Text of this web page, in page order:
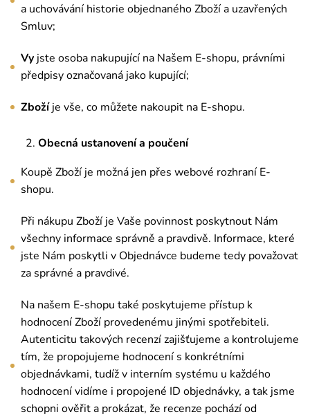
a uchovávání historie objednaného Zboží a uzavřených
Smluv;
Vy jste osoba nakupující na Našem E-shopu, právními
předpisy označovaná jako kupující;
Zbožíje vše, co můžete nakoupit na E-shopu.
Obecná ustanovení a poučení
Koupě Zboží je možná jen přes webové rozhraní E-
shopu.
Při nákupu Zboží je Vaše povinnost poskytnout Nám
všechny informace správně a pravdivě. Informace, které
jste Nám poskytli v Objednávce budeme tedy považovat
za správné a pravdivé.
Na našem E-shopu také poskytujeme přístup k
hodnocení Zboží provedenému jinými spotřebiteli.
Autenticitu takových recenzí zajišťujeme a kontrolujeme
tím, že propojujeme hodnocení s konkrétními
objednávkami, tudíž v interním systému u každého
hodnocení vidíme i propojené ID objednávky, a tak jsme
schopni ověřit a prokázat, že recenze pochází od